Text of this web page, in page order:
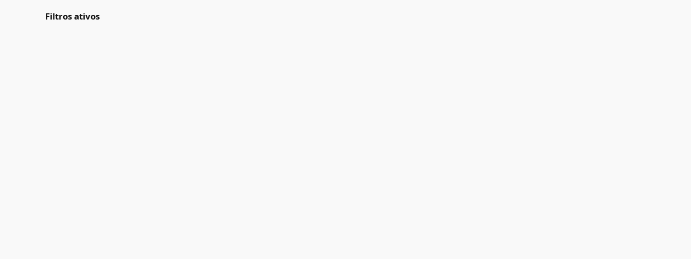
Filtros ativos